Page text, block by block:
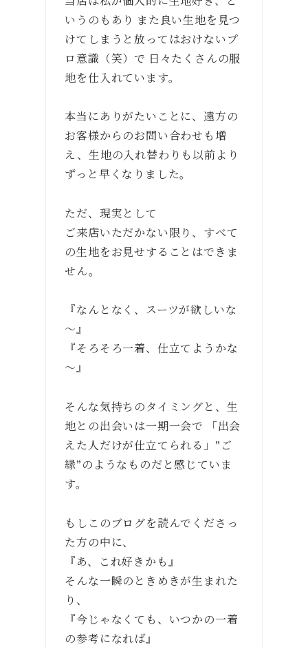
いうのもあり また良い生地を見つ
けてしまうと放ってはおけないプ
ロ意識（笑）で 日々たくさんの服
地を仕入れています。
本当にありがたいことに、遠方の
お客様からのお問い合わせも増
え、生地の入れ替わりも以前より
ずっと早くなりました。
ただ、現実として
ご来店いただかない限り、すべて
の生地をお見せすることはできま
せん。
『なんとなく、スーツが欲しいな
〜』
『そろそろ一着、仕立てようかな
〜』
そんな気持ちのタイミングと、生
地との出会いは一期一会で 「出会
えた人だけが仕立てられる」”ご
縁”のようなものだと感じていま
す。
もしこのブログを読んでくださっ
た方の中に、
『あ、これ好きかも』
そんな一瞬のときめきが生まれた
り、
『今じゃなくても、いつかの一着
の参考になれば』